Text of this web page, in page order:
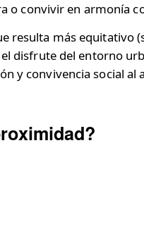
o convivir en armonía
resulta más
disfrute del entorno
y convivencia social